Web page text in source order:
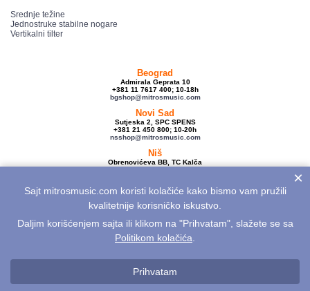
Srednje težine
Jednostruke stabilne nogare
Vertikalni tilter
Beograd
Admirala Geprata 10
+381 11 7617 400; 10-18h
bgshop@mitrosmusic.com
Novi Sad
Sutjeska 2, SPC SPENS
+381 21 450 800; 10-20h
nsshop@mitrosmusic.com
Niš
Obrenovićeva BB, TC Kalča
Veleprodaja
Admirala Geprata 10,
Beograd
info@mitrosmusic.com
×
Sajt mitrosmusic.com koristi kolačiće kako bismo vam pružili
kvalitetnije korisničko iskustvo.
Daljim korišćenjem sajta ili klikom na "Prihvatam", slažete se sa
Politikom kolačića
Prihvatam